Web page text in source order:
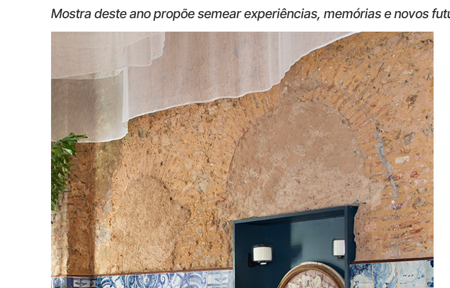
Mostra deste ano propõe semear experiências, memórias e novos